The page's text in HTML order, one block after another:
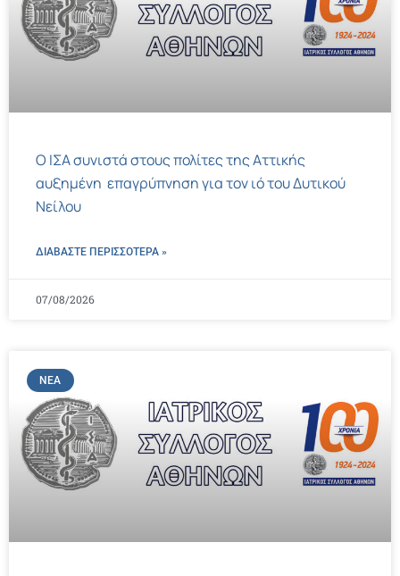
Ο ΙΣΑ συνιστά στους πολίτες της Αττικής
αυξημένη επαγρύπνηση για τον ιό του Δυτικού
Νείλου
ΔΙΑΒΑΣΤΕ ΠΕΡΙΣΣΌΤΕΡΑ »
07/08/2026
ΝΈΑ